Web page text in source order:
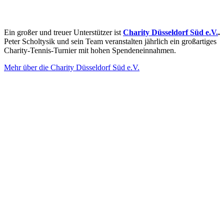
Ein großer und treuer Unterstützer ist Charity Düsseldorf Süd e.V..
Peter Scholtysik und sein Team veranstalten jährlich ein großartiges
Charity-Tennis-Turnier mit hohen Spendeneinnahmen.
Mehr über die Charity Düsseldorf Süd e.V.